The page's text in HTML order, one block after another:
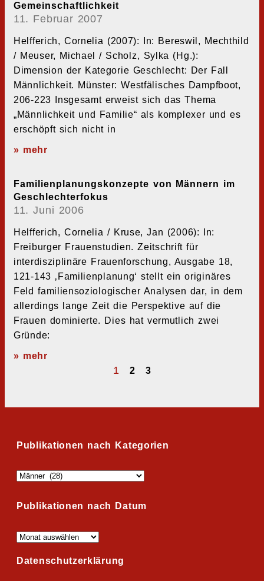
Gemeinschaftlichkeit
11. Februar 2007
Helfferich, Cornelia (2007): In: Bereswil, Mechthild
/ Meuser, Michael / Scholz, Sylka (Hg.):
Dimension der Kategorie Geschlecht: Der Fall
Männlichkeit. Münster: Westfälisches Dampfboot,
206-223 Insgesamt erweist sich das Thema
„Männlichkeit und Familie“ als komplexer und es
erschöpft sich nicht in
» mehr
Familienplanungskonzepte von Männern im
Geschlechterfokus
11. Juni 2006
Helfferich, Cornelia / Kruse, Jan (2006): In:
Freiburger Frauenstudien. Zeitschrift für
interdisziplinäre Frauenforschung, Ausgabe 18,
121-143 ‚Familienplanung‘ stellt ein originäres
Feld familiensoziologischer Analysen dar, in dem
allerdings lange Zeit die Perspektive auf die
Frauen dominierte. Dies hat vermutlich zwei
Gründe:
» mehr
1 2 3
Publikationen nach Kategorien
Publikationen nach Datum
Datenschutzerklärung